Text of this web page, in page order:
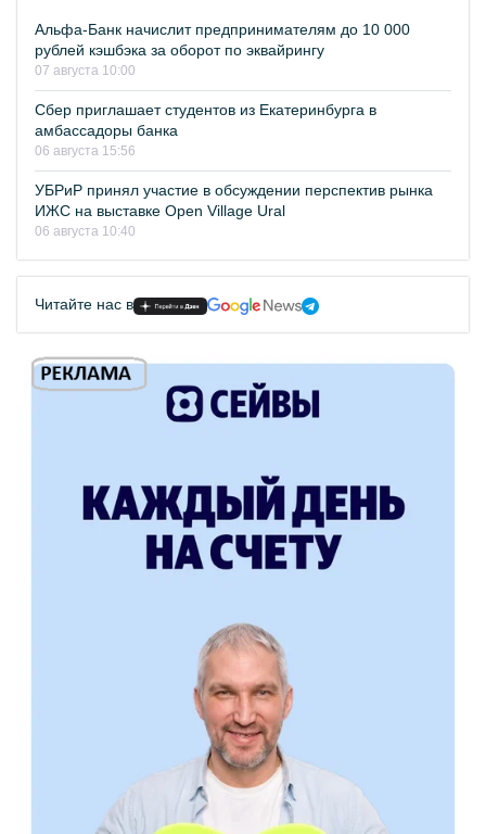
Альфа-Банк начислит предпринимателям до 10 000
рублей кэшбэка за оборот по эквайрингу
07 августа 10:00
Сбер приглашает студентов из Екатеринбурга в
амбассадоры банка
06 августа 15:56
УБРиР принял участие в обсуждении перспектив рынка
ИЖС на выставке Open Village Ural
06 августа 10:40
Читайте нас в